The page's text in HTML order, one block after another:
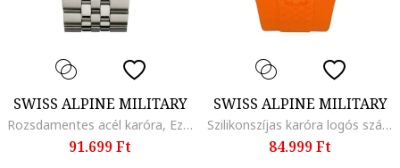
SWISS ALPINE MILITARY
Rozsdamentes acél karóra, Ezüstszín
91.699 Ft
SWISS ALPINE MILITARY
Szilikonszíjas karóra logós számlappal, Narancssárga
84.999 Ft